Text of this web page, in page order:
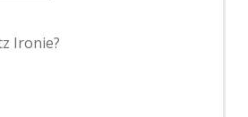
Ironie?